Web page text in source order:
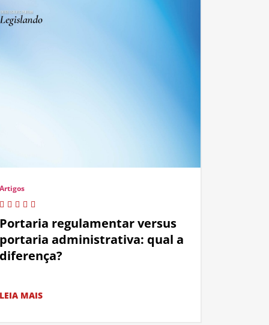
Artigos
Portaria regulamentar versus
portaria administrativa: qual a
diferença?
LEIA MAIS